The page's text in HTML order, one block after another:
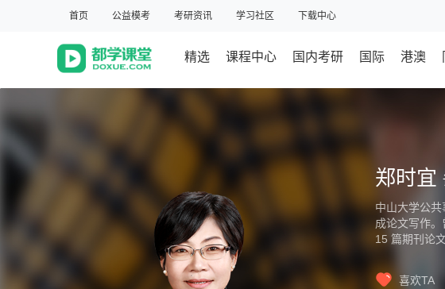
首页 公益模考 考研资讯 学习社区 下载中心
精选 课程中心 国内考研 国际 港澳
郑时宜
中山大学公
成论文写作
15 篇期刊论
喜欢TA